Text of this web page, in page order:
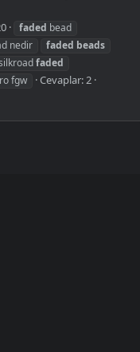
faded bead
nedir faded beads
faded
fgw
Cevaplar: 2